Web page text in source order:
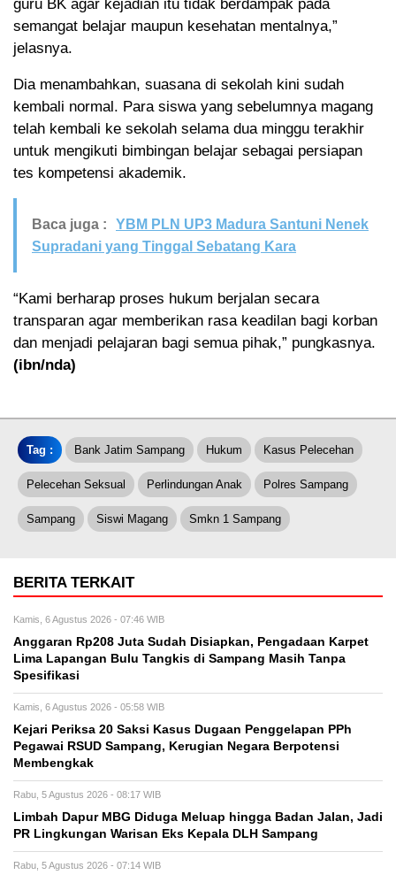
guru BK agar kejadian itu tidak berdampak pada
semangat belajar maupun kesehatan mentalnya,”
jelasnya.
Dia menambahkan, suasana di sekolah kini sudah
kembali normal. Para siswa yang sebelumnya magang
telah kembali ke sekolah selama dua minggu terakhir
untuk mengikuti bimbingan belajar sebagai persiapan
tes kompetensi akademik.
Baca juga :
YBM PLN UP3 Madura Santuni Nenek
Supradani yang Tinggal Sebatang Kara
“Kami berharap proses hukum berjalan secara
transparan agar memberikan rasa keadilan bagi korban
dan menjadi pelajaran bagi semua pihak,” pungkasnya.
(ibn/nda)
Tag : Bank Jatim Sampang Hukum Kasus Pelecehan
Pelecehan Seksual Perlindungan Anak Polres Sampang
Sampang Siswi Magang Smkn 1 Sampang
BERITA TERKAIT
Kamis, 6 Agustus 2026 - 07:46 WIB
Anggaran Rp208 Juta Sudah Disiapkan, Pengadaan Karpet
Lima Lapangan Bulu Tangkis di Sampang Masih Tanpa
Spesifikasi
Kamis, 6 Agustus 2026 - 05:58 WIB
Kejari Periksa 20 Saksi Kasus Dugaan Penggelapan PPh
Pegawai RSUD Sampang, Kerugian Negara Berpotensi
Membengkak
Rabu, 5 Agustus 2026 - 08:17 WIB
Limbah Dapur MBG Diduga Meluap hingga Badan Jalan, Jadi
PR Lingkungan Warisan Eks Kepala DLH Sampang
Rabu, 5 Agustus 2026 - 07:14 WIB